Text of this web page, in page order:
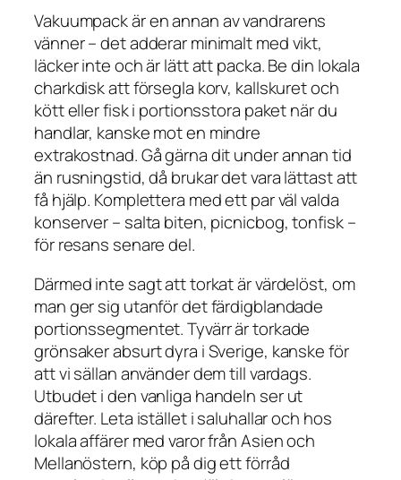
Vakuumpack är en annan av vandrarens
vänner – det adderar minimalt med vikt,
läcker inte och är lätt att packa. Be din lokala
charkdisk att försegla korv, kallskuret och
kött eller fisk i portionsstora paket när du
handlar, kanske mot en mindre
extrakostnad. Gå gärna dit under annan tid
än rusningstid, då brukar det vara lättast att
få hjälp. Komplettera med ett par väl valda
konserver – salta biten, picnicbog, tonfisk –
för resans senare del.
Därmed inte sagt att torkat är värdelöst, om
man ger sig utanför det färdigblandade
portionssegmentet. Tyvärr är torkade
grönsaker absurt dyra i Sverige, kanske för
att vi sällan använder dem till vardags.
Utbudet i den vanliga handeln ser ut
därefter. Leta istället i saluhallar och hos
lokala affärer med varor från Asien och
Mellanöstern, köp på dig ett förråd